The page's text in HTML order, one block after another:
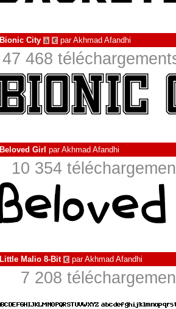
Bionic City à € parAkhmad Afandhi
47 468
Beloved Girl parAkhmad Afandhi
10 354
Little Malio 8-Bit € parAkhmad Afandhi
7 208